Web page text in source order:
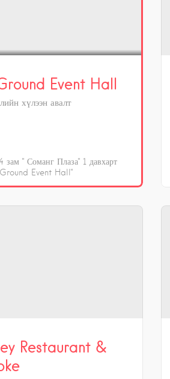
Event Hall
хүлээн авалт
зам " Соманг Плаза" 1 давхарт
Event Hall"
Restaurant &